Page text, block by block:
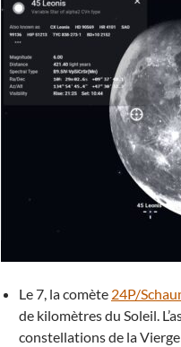
Le 7, la comète 24P/
de kilomètres du Soleil.
constellations de la